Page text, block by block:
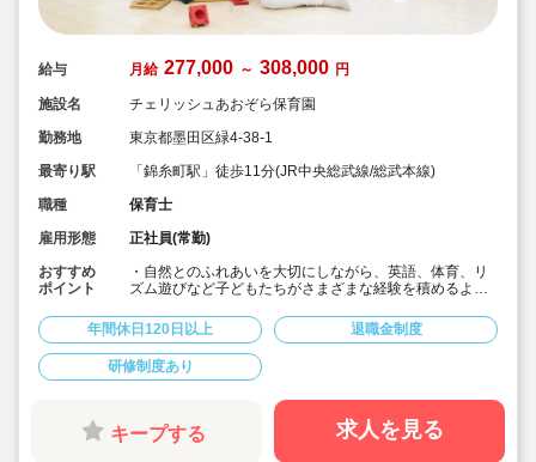
給与 月給 277,000 ～ 308,000 円
施設名
チェリッシュあおぞら保育園
勤務地
東京都墨田区緑4-38-1
最寄り駅
「錦糸町駅」徒歩11分(JR中央総武線/総武本線)
職種
保育士
雇用形態
正社員(常勤)
おすすめ
ポイント
・自然とのふれあいを大切にしながら、英語、体育、リ
ズム遊びなど子どもたちがさまざまな経験を積めるよう
・月給27.7万～、賞与実績2.7ヶ月の好待遇♪
・宿舎借り上げ制度利用可♪
・宿舎借り上げ利用にあたっての引っ越し費用負担や初
期費用補助等福利厚生充実♪
・子どもたちへよりよい保育を行うためにも、働きやす
い職場環境作りを考え、本部と園が連携をとっていま
年間休日120日以上 退職金制度
研修制度あり
キープする 求人を見る